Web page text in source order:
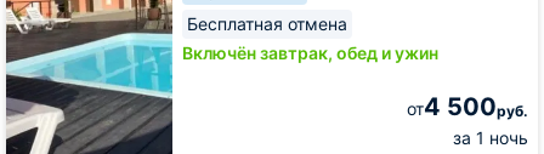
Бесплатная отмена
Включён завтрак, обед и ужин
от4 500руб.
за 1 ночь